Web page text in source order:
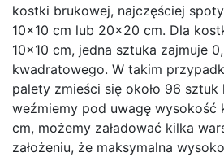
kostki brukowej, najczęściej
10×10 cm lub 20×20 cm. Dla
10×10 cm, jedna sztuka zajmuje
kwadratowego. W takim
palety zmieści się około 96 sztuk
weźmiemy pod uwagę wysokość
cm, możemy załadować kilka
założeniu, że maksymalna